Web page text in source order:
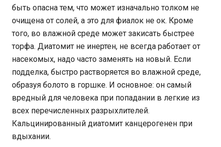
быть опасна тем, что может изначально толком не
очищена от солей, а это для фиалок не ок. Кроме
того, во влажной среде может закисать быстрее
торфа. Диатомит не инертен, не всегда работает от
насекомых, надо часто заменять на новый. Если
подделка, быстро растворяется во влажной среде,
образуя болото в горшке. И основное: он самый
вредный для человека при попадании в легкие из
всех перечисленных разрыхлителей.
Кальцинированный диатомит канцерогенен при
вдыхании.